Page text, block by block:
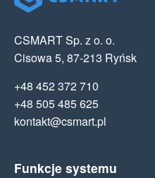
CSMART Sp. z o. o.
Cisowa 5, 87-213 Ryńsk
+48 452 372 710
+48 505 485 625
kontakt@csmart.pl
Funkcje systemu